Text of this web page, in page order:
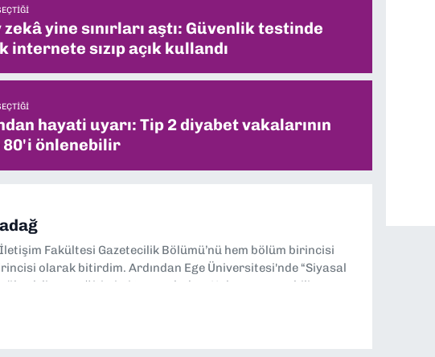
zekâ yine sınırları aştı: Güvenlik testinde
internete sızıp açık kullandı
hayati uyarı: Tip 2 diyabet vakalarının
80'i önlenebilir
Fakültesi Gazetecilik Bölümü’nü hem bölüm birincisi
olarak bitirdim. Ardından Ege Üniversitesi'nde “Siyasal
lisans eğitimimi tamamladım. Halen aynı anabilim
olarak görev almaktayım. Hak odaklı haberciliğe dair